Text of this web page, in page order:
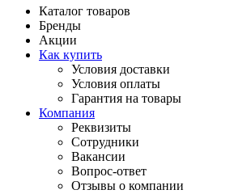
Каталог товаров
Бренды
Акции
Как купить
Условия доставки
Условия оплаты
Гарантия на товары
Компания
Реквизиты
Сотрудники
Вакансии
Вопрос-ответ
Отзывы о компании